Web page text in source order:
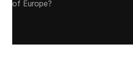
of Europe?